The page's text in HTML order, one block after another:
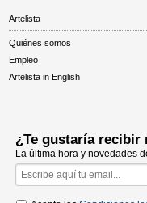
Artelista
Quiénes somos
Empleo
Artelista in English
¿Te gustaría recibir
La última hora y novedades